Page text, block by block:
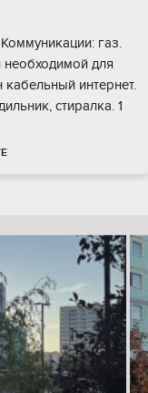
газ.
для
интернет.
стиралка. 1